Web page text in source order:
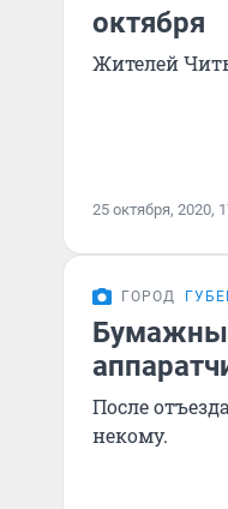
октября
Жителей
25 октября, 2020,
ГОРОД
После
некому.